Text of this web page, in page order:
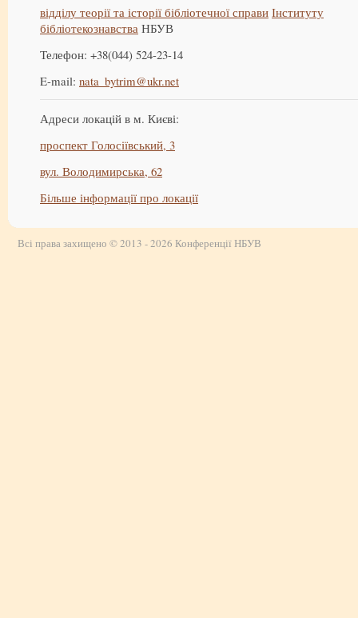
відділу теорії та історії бібліотечної справи Інституту
бібліотекознавства НБУВ
Телефон: +38(044) 524-23-14
E-mail: nata_bytrim@ukr.net
Адреси локацій в м. Києві:
проспект Голосіївський, 3
вул. Володимирська, 62
Більше інформації про локації
Всі права захищено © 2013 - 2026 Конференції НБУВ